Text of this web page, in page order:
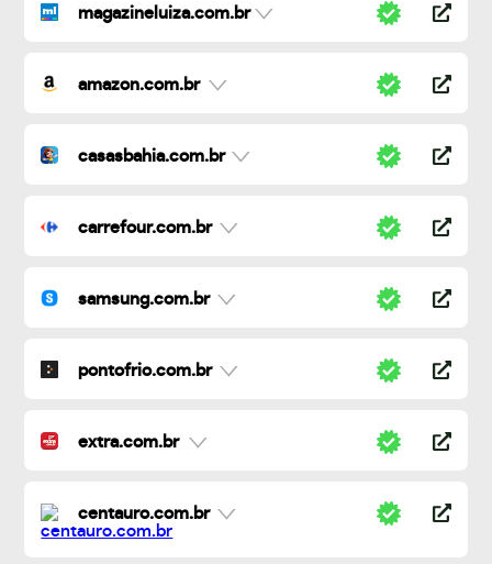
magazineluiza.com.br
amazon.com.br
casasbahia.com.br
carrefour.com.br
samsung.com.br
pontofrio.com.br
extra.com.br
centauro.com.br